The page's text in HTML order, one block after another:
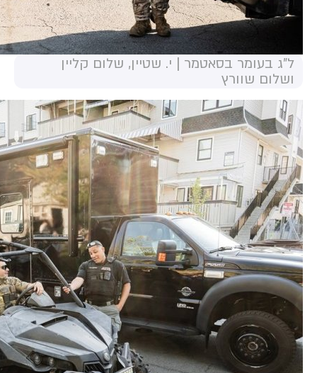
ל"ג בעומר בסאטמר | י. שטיין, שלום קליין
ושלום שוורץ